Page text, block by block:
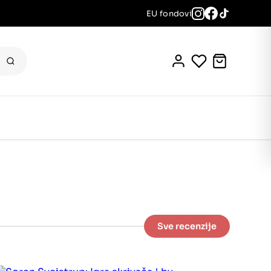
EU fondovi
Sve recenzije